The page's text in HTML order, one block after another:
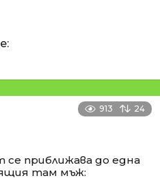
913 24
приближава до една
там мъж: